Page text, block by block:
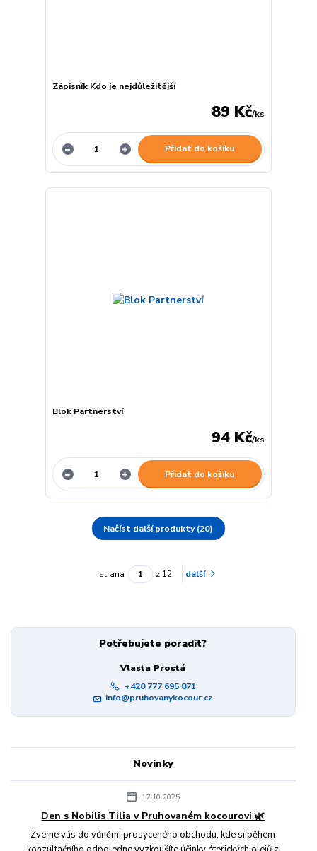
Zápisník Kdo je nejdůležitější
89 Kč/ks
Přidat do košíku
Blok Partnerství
94 Kč/ks
Přidat do košíku
Načíst další produkty (20)
strana z 12 další
Potřebujete poradit?
Vlasta Prostá
+420 777 695 871
info@pruhovanykocour.cz
Novinky
17.10.2025
Den s Nobilis Tilia v Pruhovaném kocourovi 🌿
Zveme vás do vůněmi prosyceného obchodu, kde si během